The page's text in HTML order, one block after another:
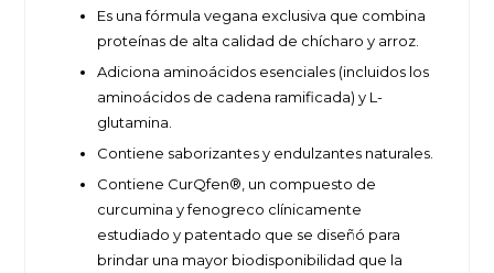
Es una fórmula vegana exclusiva que combina
proteínas de alta calidad de chícharo y arroz.
Adiciona aminoácidos esenciales (incluidos los
aminoácidos de cadena ramificada) y L-
glutamina.
Contiene saborizantes y endulzantes naturales.
Contiene CurQfen®, un compuesto de
curcumina y fenogreco clínicamente
estudiado y patentado que se diseñó para
brindar una mayor biodisponibilidad que la